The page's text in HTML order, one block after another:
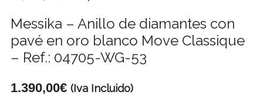
Messika – Anillo de diamantes con
pavé en oro blanco Move Classique
– Ref.: 04705-WG-53
1.390,00€ (Iva Incluido)